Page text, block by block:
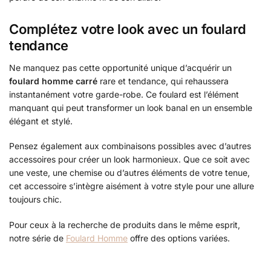
Complétez votre look avec un foulard
tendance
Ne manquez pas cette opportunité unique d’acquérir un
foulard homme carré rare et tendance, qui rehaussera
instantanément votre garde-robe. Ce foulard est l’élément
manquant qui peut transformer un look banal en un ensemble
élégant et stylé.
Pensez également aux combinaisons possibles avec d’autres
accessoires pour créer un look harmonieux. Que ce soit avec
une veste, une chemise ou d’autres éléments de votre tenue,
cet accessoire s’intègre aisément à votre style pour une allure
toujours chic.
Pour ceux à la recherche de produits dans le même esprit,
notre série de Foulard Homme offre des options variées.